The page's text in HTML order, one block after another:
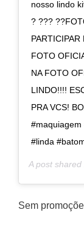
nosso lindo
? ???
FOTO
NA FOTO
LINDO!!!!
PRA VCS!
#maquiagem
#linda
A post shared
Sem